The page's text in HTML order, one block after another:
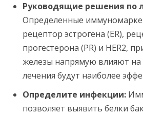
Руководящие решения по
Определенные
рецептор эстрогена (ER),
прогестерона (PR) и HER2,
железы напрямую влияют на
лечения будут наиболее
Определите инфекции:
позволяет выявить белки